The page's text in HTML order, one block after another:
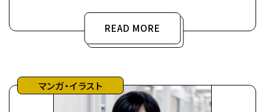
READ MORE
マンガ・イラスト